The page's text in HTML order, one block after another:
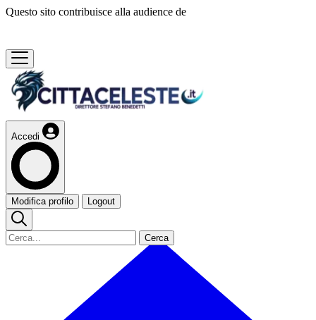
Questo sito contribuisce alla audience de
Accedi
Modifica profilo Logout
Cerca